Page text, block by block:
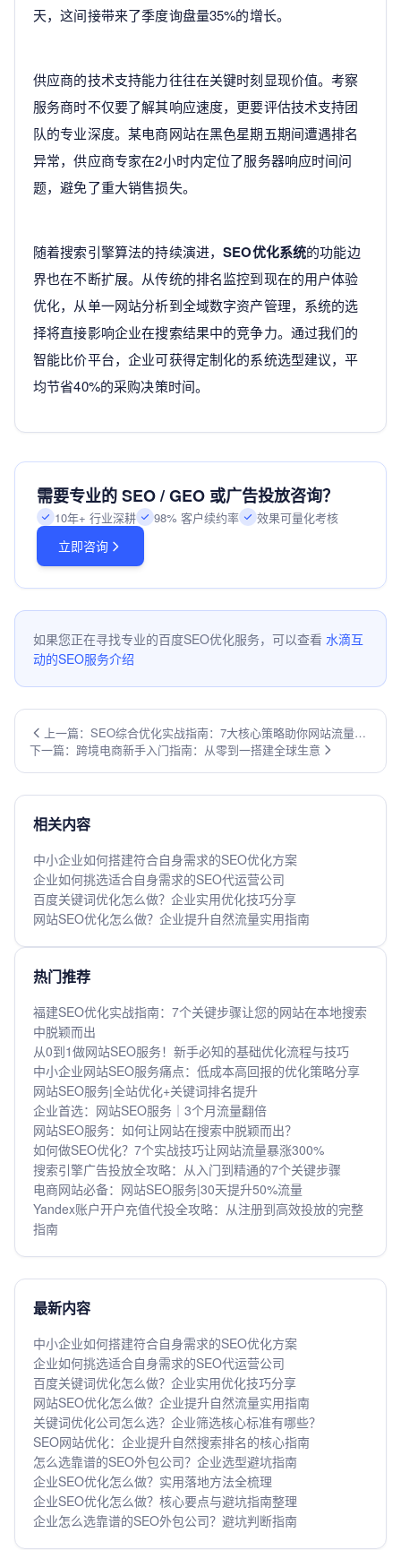
天，这间接带来了季度询盘量35%的增长。
供应商的技术支持能力往往在关键时刻显现价值。考察
服务商时不仅要了解其响应速度，更要评估技术支持团
队的专业深度。某电商网站在黑色星期五期间遭遇排名
异常，供应商专家在2小时内定位了服务器响应时间问
题，避免了重大销售损失。
随着搜索引擎算法的持续演进，SEO优化系统的功能边
界也在不断扩展。从传统的排名监控到现在的用户体验
优化，从单一网站分析到全域数字资产管理，系统的选
择将直接影响企业在搜索结果中的竞争力。通过我们的
智能比价平台，企业可获得定制化的系统选型建议，平
均节省40%的采购决策时间。
需要专业的 SEO / GEO 或广告投放咨询？
10年+ 行业深耕 98% 客户续约率 效果可量化考核
立即咨询
如果您正在寻找专业的百度SEO优化服务，可以查看 水滴互
动的SEO服务介绍
上一篇：SEO综合优化实战指南：7大核心策略助你网站流量翻
倍
下一篇：跨境电商新手入门指南：从零到一搭建全球生意
相关内容
中小企业如何搭建符合自身需求的SEO优化方案
企业如何挑选适合自身需求的SEO代运营公司
百度关键词优化怎么做？企业实用优化技巧分享
网站SEO优化怎么做？企业提升自然流量实用指南
热门推荐
福建SEO优化实战指南：7个关键步骤让您的网站在本地搜索
中脱颖而出
从0到1做网站SEO服务！新手必知的基础优化流程与技巧
中小企业网站SEO服务痛点：低成本高回报的优化策略分享
网站SEO服务|全站优化+关键词排名提升
企业首选：网站SEO服务｜3个月流量翻倍
网站SEO服务：如何让网站在搜索中脱颖而出？
如何做SEO优化？7个实战技巧让网站流量暴涨300%
搜索引擎广告投放全攻略：从入门到精通的7个关键步骤
电商网站必备：网站SEO服务|30天提升50%流量
Yandex账户开户充值代投全攻略：从注册到高效投放的完整
指南
最新内容
中小企业如何搭建符合自身需求的SEO优化方案
企业如何挑选适合自身需求的SEO代运营公司
百度关键词优化怎么做？企业实用优化技巧分享
网站SEO优化怎么做？企业提升自然流量实用指南
关键词优化公司怎么选？企业筛选核心标准有哪些？
SEO网站优化：企业提升自然搜索排名的核心指南
怎么选靠谱的SEO外包公司？企业选型避坑指南
企业SEO优化怎么做？实用落地方法全梳理
企业SEO优化怎么做？核心要点与避坑指南整理
企业怎么选靠谱的SEO外包公司？避坑判断指南